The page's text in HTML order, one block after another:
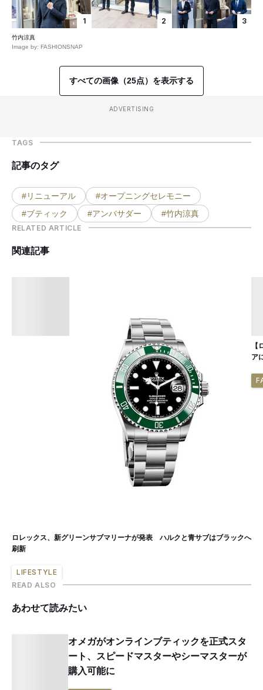
1
竹内涼真
Image by: FASHIONSNAP
2 3
すべての画像（25点）を表示する
ADVERTISING
TAGS
記事のタグ
#リニューアル
#オープニングセレモニー
#ブティック
#アンバサダー #竹内涼真
RELATED ARTICLE
関連記事
ロレックス、新グリーンサブマリーナが発表 ハルクと青サブはブラックへ
刷新
LIFESTYLE
ア
READ ALSO
あわせて読みたい
オメガがオンラインブティックを正式スタ
ート、スピードマスターやシーマスターが
購入可能に